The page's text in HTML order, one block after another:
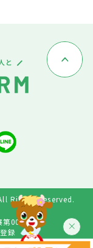
Rights Reserved.
第009号
録